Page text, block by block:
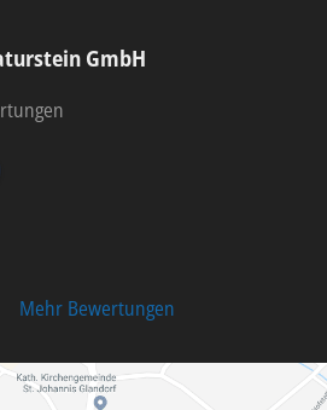
GmbH
Mehr Bewertungen